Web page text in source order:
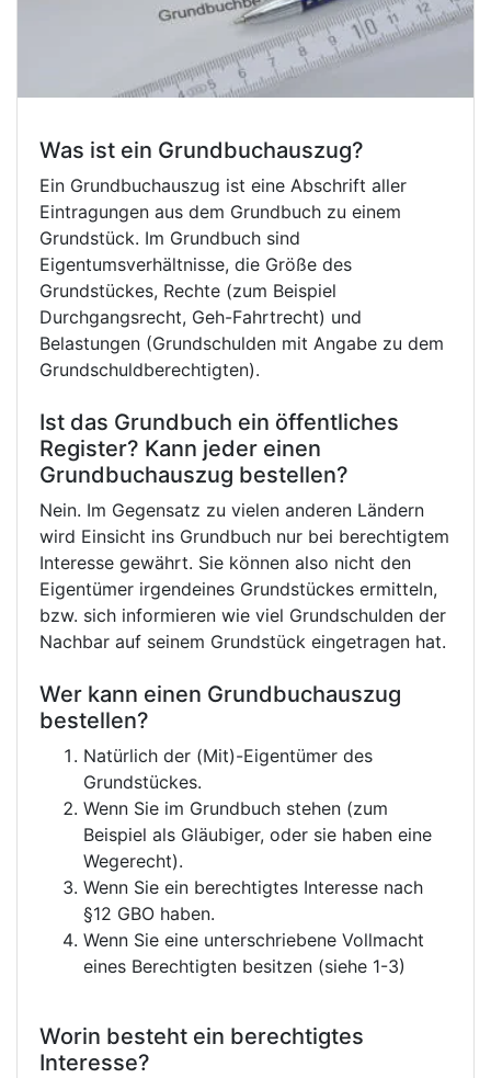
Was ist ein Grundbuchauszug?
Ein Grundbuchauszug ist eine Abschrift aller
Eintragungen aus dem Grundbuch zu einem
Grundstück. Im Grundbuch sind
Eigentumsverhältnisse, die Größe des
Grundstückes, Rechte (zum Beispiel
Durchgangsrecht, Geh-Fahrtrecht) und
Belastungen (Grundschulden mit Angabe zu dem
Grundschuldberechtigten).
Ist das Grundbuch ein öffentliches
Register? Kann jeder einen
Grundbuchauszug bestellen?
Nein. Im Gegensatz zu vielen anderen Ländern
wird Einsicht ins Grundbuch nur bei berechtigtem
Interesse gewährt. Sie können also nicht den
Eigentümer irgendeines Grundstückes ermitteln,
bzw. sich informieren wie viel Grundschulden der
Nachbar auf seinem Grundstück eingetragen hat.
Wer kann einen Grundbuchauszug
bestellen?
Natürlich der (Mit)-Eigentümer des
Grundstückes.
Wenn Sie im Grundbuch stehen (zum
Beispiel als Gläubiger, oder sie haben eine
Wegerecht).
Wenn Sie ein berechtigtes Interesse nach
§12 GBO haben.
Wenn Sie eine unterschriebene Vollmacht
eines Berechtigten besitzen (siehe 1-3)
Worin besteht ein berechtigtes
Interesse?